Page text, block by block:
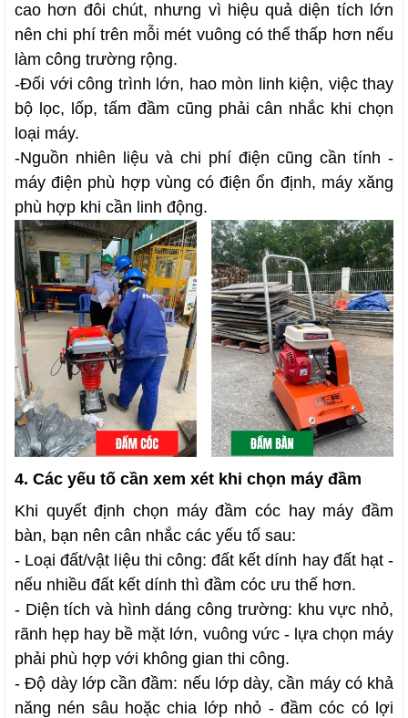
cao hơn đôi chút, nhưng vì hiệu quả diện tích lớn
nên chi phí trên mỗi mét vuông có thể thấp hơn nếu
làm công trường rộng.
-Đối với công trình lớn, hao mòn linh kiện, việc thay
bộ lọc, lốp, tấm đầm cũng phải cân nhắc khi chọn
loại máy.
-Nguồn nhiên liệu và chi phí điện cũng cần tính -
máy điện phù hợp vùng có điện ổn định, máy xăng
phù hợp khi cần linh động.
4. Các yếu tố cần xem xét khi chọn máy đầm
Khi quyết định chọn máy đầm cóc hay máy đầm
bàn, bạn nên cân nhắc các yếu tố sau:
- Loại đất/vật liệu thi công: đất kết dính hay đất hạt -
nếu nhiều đất kết dính thì đầm cóc ưu thế hơn.
- Diện tích và hình dáng công trường: khu vực nhỏ,
rãnh hẹp hay bề mặt lớn, vuông vức - lựa chọn máy
phải phù hợp với không gian thi công.
- Độ dày lớp cần đầm: nếu lớp dày, cần máy có khả
năng nén sâu hoặc chia lớp nhỏ - đầm cóc có lợi